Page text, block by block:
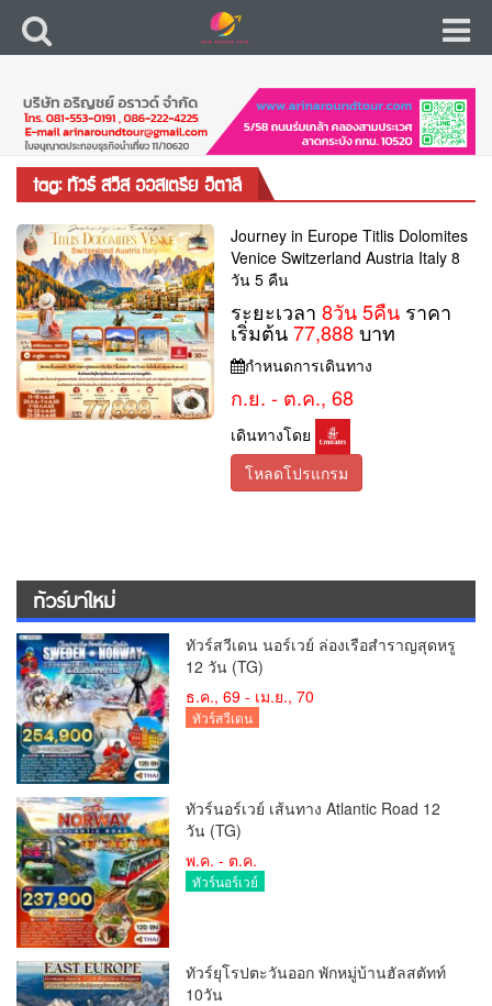
tag: ทัวร์ สวิส ออสเตรีย อิตาลี
Journey in Europe Titlis Dolomites
Venice Switzerland Austria Italy 8
วัน 5 คืน
ระยะเวลา8วัน 5คืน ราคา
เริ่มต้น77,888บาท
กำหนดการเดินทาง
ก.ย. - ต.ค., 68
เดินทางโดย
โหลดโปรแกรม
ทัวร์มาใหม่
ทัวร์สวีเดน นอร์เวย์ ล่องเรือสำราญสุดหรู
12 วัน (TG)
ธ.ค., 69 - เม.ย., 70
ทัวร์สวีเดน
ทัวร์นอร์เวย์ เส้นทาง Atlantic Road 12
วัน (TG)
พ.ค. - ต.ค.
ทัวร์นอร์เวย์
ทัวร์ยุโรปตะวันออก พักหมู่บ้านฮัลสตัทท์
10วัน